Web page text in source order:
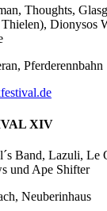
Thoughts,
Dionysos
Pferderennbahn
XIV
Band, Lazuli, Le
und Ape Shifter
Neuberinhaus